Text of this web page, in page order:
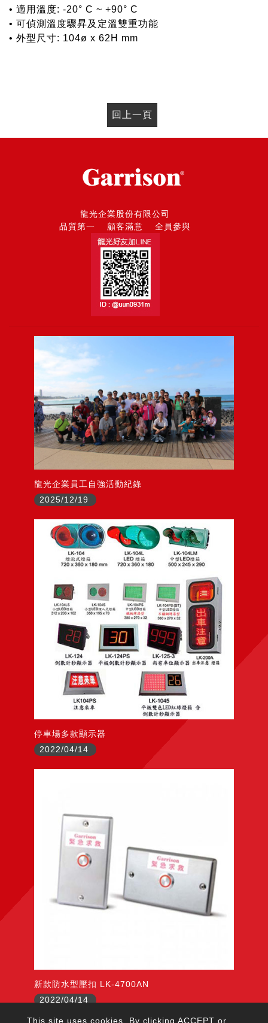
• 適用溫度: -20° C ~ +90° C
• 可偵測溫度驟昇及定溫雙重功能
• 外型尺寸: 104ø x 62H mm
回上一頁
This site uses cookies. By clicking ACCEPT or
龍光企業股份有限公司
品質第一 顧客滿意 全員參與
龍光企業員工自強活動紀錄
2025/12/19
停車場多款顯示器
2022/04/14
新款防水型壓扣 LK-4700AN
2022/04/14